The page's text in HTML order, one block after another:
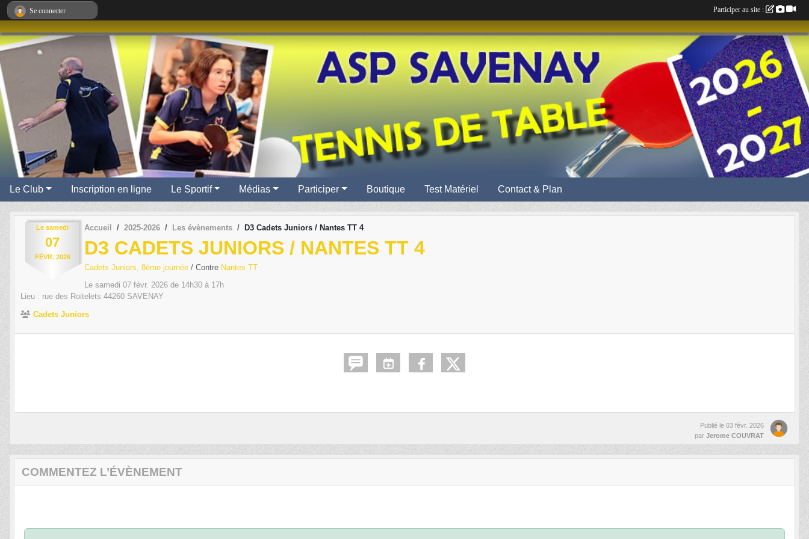
Le Club Inscription en ligne Le Sportif Médias Participer Boutique Test Matériel Contact & Plan
Le samedi
07
FÉVR. 2026
Accueil 2025-2026 Les évènements D3 Cadets Juniors / Nantes TT 4
D3 CADETS JUNIORS / NANTES TT 4
Cadets Juniors, 8ème journée / Contre Nantes TT
Le samedi 07 févr. 2026 de 14h30 à 17h
Lieu : rue des Roitelets 44260 SAVENAY
Cadets Juniors
Publié le 03 févr. 2026
par Jerome COUVRAT
COMMENTEZ L’ÉVÈNEMENT
Se connecter Participer au site :
Panneau de gestion des cookies